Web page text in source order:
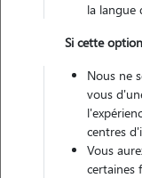
Tous les
la langue
Si cette
Nous ne
vous
centres
Vous
certaines